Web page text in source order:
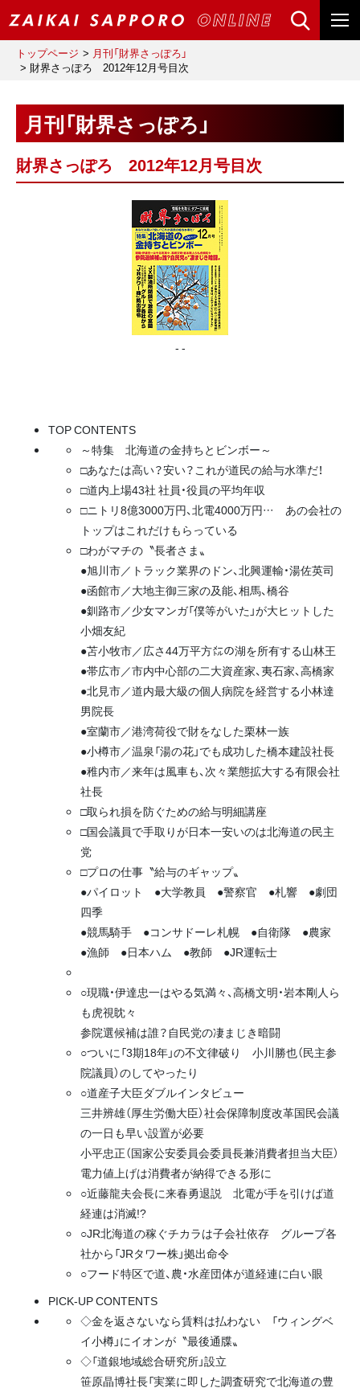
トップページ
月刊「財界さっぽろ」
財界さっぽろ 2012年12月号目次
月刊「財界さっぽろ」
財界さっぽろ 2012年12月号目次
- -
TOP CONTENTS
～特集 北海道の金持ちとビンボー～
□あなたは高い？安い？これが道民の給与水準だ！
□道内上場43社 社員・役員の平均年収
□ニトリ8億3000万円、北電4000万円… あの会社の
トップはこれだけもらっている
□わがマチの〝長者さま〟
●旭川市／トラック業界のドン、北興運輸・湯佐英司
●函館市／大地主御三家の及能、相馬、橋谷
●釧路市／少女マンガ「僕等がいた」が大ヒットした
小畑友紀
●苫小牧市／広さ44万平方㍍の湖を所有する山林王
●帯広市／市内中心部の二大資産家、夷石家、高橋家
●北見市／道内最大級の個人病院を経営する小林達
男院長
●室蘭市／港湾荷役で財をなした栗林一族
●小樽市／温泉「湯の花」でも成功した橋本建設社長
●稚内市／来年は風車も、次々業態拡大する有限会社
社長
□取られ損を防ぐための給与明細講座
□国会議員で手取りが日本一安いのは北海道の民主
党
□プロの仕事〝給与のギャップ〟
●パイロット ●大学教員 ●警察官 ●札響 ●劇団
四季
●競馬騎手 ●コンサドーレ札幌 ●自衛隊 ●農家
●漁師 ●日本ハム ●教師 ●JR運転士
○現職・伊達忠一はやる気満々、高橋文明・岩本剛人ら
も虎視眈々
参院選候補は誰？自民党の凄まじき暗闘
○ついに「3期18年」の不文律破り 小川勝也（民主参
院議員）のしてやったり
○道産子大臣ダブルインタビュー
三井辨雄（厚生労働大臣）社会保障制度改革国民会議
の一日も早い設置が必要
小平忠正（国家公安委員会委員長兼消費者担当大臣）
電力値上げは消費者が納得できる形に
○近藤龍夫会長に来春勇退説 北電が手を引けば道
経連は消滅!?
○JR北海道の稼ぐチカラは子会社依存 グループ各
社から「JRタワー株」拠出命令
○フード特区で道、農・水産団体が道経連に白い眼
PICK-UP CONTENTS
◇金を返さないなら賃料は払わない 「ウィングベ
イ小樽」にイオンが〝最後通牒〟
◇「道銀地域総合研究所」設立
笹原晶博社長「実業に即した調査研究で北海道の豊